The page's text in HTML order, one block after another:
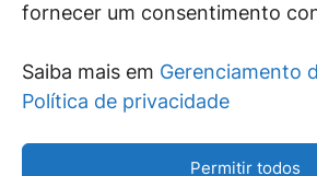
fornecer um consentimento
Saiba mais em Gerenciamento
Política de privacidade
Permitir todos
SIGA